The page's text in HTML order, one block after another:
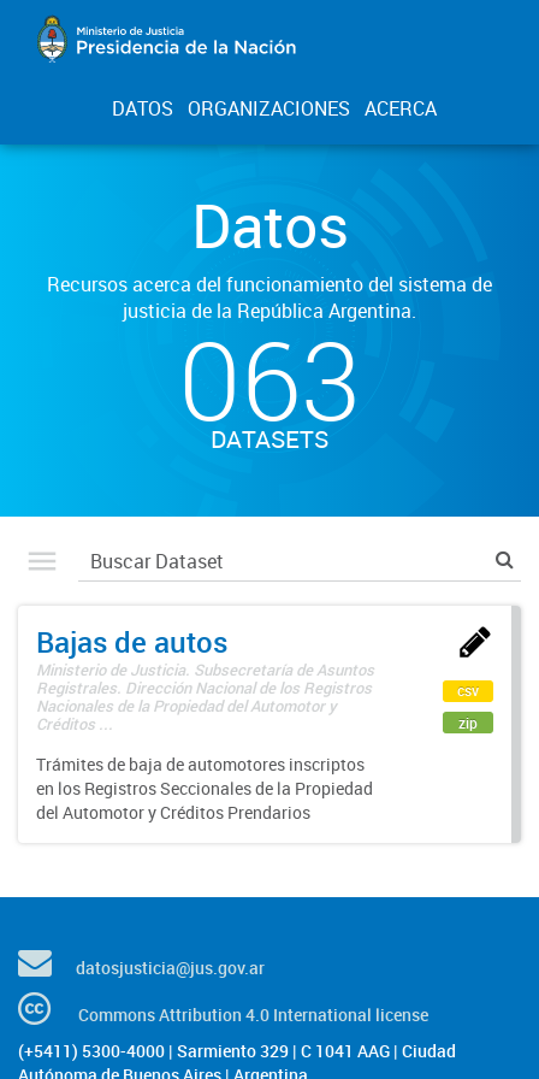
DATOS ORGANIZACIONES ACERCA
Datos
Recursos acerca del funcionamiento del sistema de
justicia de la República Argentina.
063
DATASETS
Bajas de autos
Ministerio de Justicia. Subsecretaría de Asuntos
Registrales. Dirección Nacional de los Registros
Nacionales de la Propiedad del Automotor y
Créditos ...
Trámites de baja de automotores inscriptos
en los Registros Seccionales de la Propiedad
del Automotor y Créditos Prendarios
csv
zip
datosjusticia@jus.gov.ar
Commons Attribution 4.0 International license
(+5411) 5300-4000 | Sarmiento 329 | C 1041 AAG | Ciudad